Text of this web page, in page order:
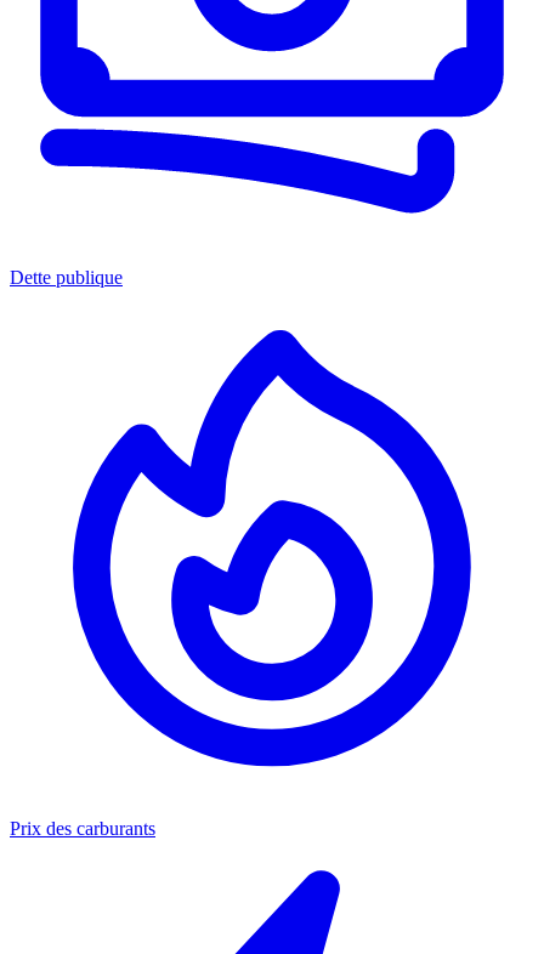
Dette publique
Prix des carburants